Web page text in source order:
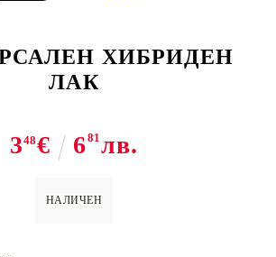
ХИБРИДЕН
ЛАК
348€ 681лв.
НАЛИЧЕН